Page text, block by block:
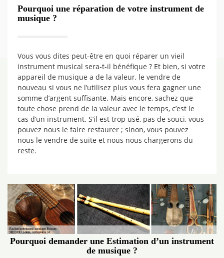
Pourquoi une réparation de votre instrument de
musique ?
Vous vous dites peut-être en quoi réparer un vieil
instrument musical sera-t-il bénéfique ? Et bien, si votre
appareil de musique a de la valeur, le vendre de
nouveau si vous ne l’utilisez plus vous fera gagner une
somme d’argent suffisante. Mais encore, sachez que
toute chose prend de la valeur avec le temps, c’est le
cas d’un instrument. S’il est trop usé, pas de souci, vous
pouvez nous le faire restaurer ; sinon, vous pouvez
nous le vendre de suite et nous nous chargerons du
reste.
Pourquoi demander une Estimation d’un instrument
de musique ?